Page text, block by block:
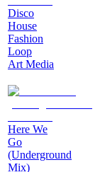
Disco
House
Fashion
Loop
Art Media
Here We
Go
(Underground
Mix)